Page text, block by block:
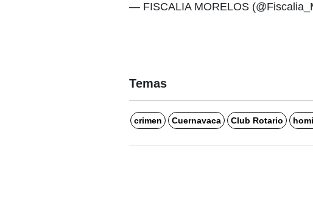
— FISCALIA MORELOS
Temas
crimen Cuernavaca Club Rotario